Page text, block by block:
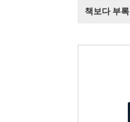
책보다 부록